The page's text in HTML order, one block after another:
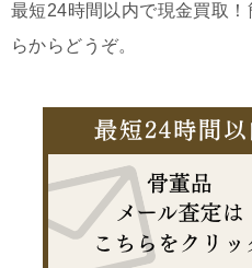
最短24時間以内で現金買取
らからどうぞ。